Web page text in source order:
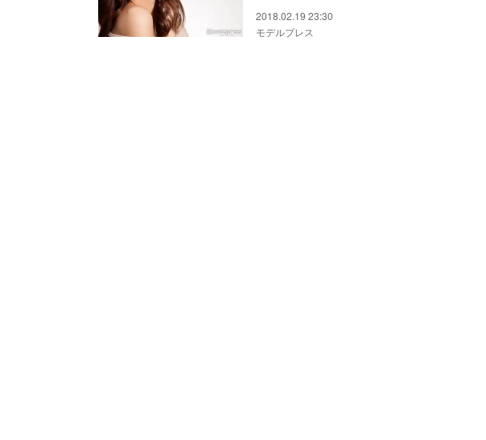
2018.02.19 23:30
モデルプレス